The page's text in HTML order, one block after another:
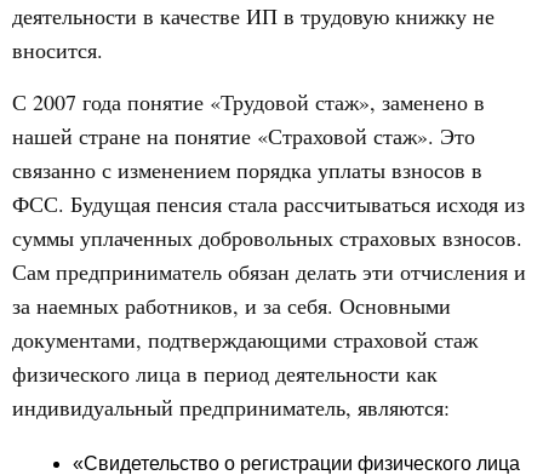
деятельности в качестве ИП в трудовую книжку не
вносится.
С 2007 года понятие «Трудовой стаж», заменено в
нашей стране на понятие «Страховой стаж». Это
связанно с изменением порядка уплаты взносов в
ФСС. Будущая пенсия стала рассчитываться исходя из
суммы уплаченных добровольных страховых взносов.
Сам предприниматель обязан делать эти отчисления и
за наемных работников, и за себя. Основными
документами, подтверждающими страховой стаж
физического лица в период деятельности как
индивидуальный предприниматель, являются:
«Свидетельство о регистрации физического лица